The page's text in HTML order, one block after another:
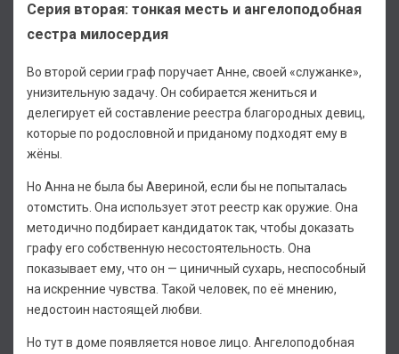
Серия вторая: тонкая месть и ангелоподобная
сестра милосердия
Во второй серии граф поручает Анне, своей «служанке»,
унизительную задачу. Он собирается жениться и
делегирует ей составление реестра благородных девиц,
которые по родословной и приданому подходят ему в
жёны.
Но Анна не была бы Авериной, если бы не попыталась
отомстить. Она использует этот реестр как оружие. Она
методично подбирает кандидаток так, чтобы доказать
графу его собственную несостоятельность. Она
показывает ему, что он — циничный сухарь, неспособный
на искренние чувства. Такой человек, по её мнению,
недостоин настоящей любви.
Но тут в доме появляется новое лицо. Ангелоподобная